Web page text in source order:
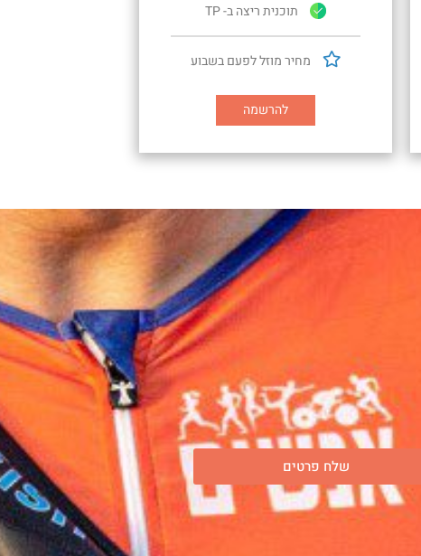
תוכנית ריצה ב- TP
מחיר מוזל לפעם בשבוע
להרשמה
שלח פרטים